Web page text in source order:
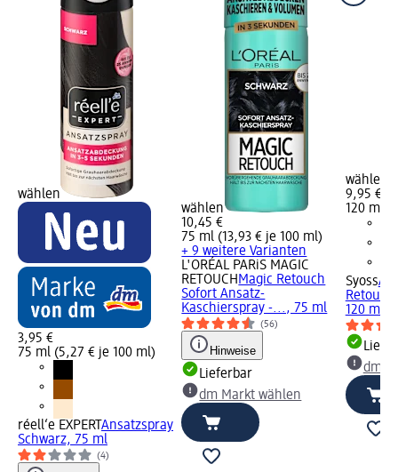
wählen
3,95 €
75 ml (5,27 € je 100 ml)
réell‘e EXPERT Ansatzspray
Schwarz, 75 ml
(4)
wählen
10,45 €
75 ml (13,93 € je 100 ml)
+ 9 weitere Varianten
L'ORÉAL PARiS MAGIC
RETOUCH Magic Retouch
Sofort Ansatz-
Kaschierspray -..., 75 ml
(56)
Hinweise
Lieferbar
dm Markt wählen
wählen
9,95 €
120 ml
Syoss
120 ml
dm